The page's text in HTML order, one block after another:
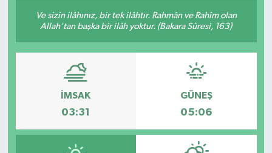
Ve sizin ilâhınız, bir tek ilâhtır. Rahmân ve Rahîm olan
Allah'tan başka bir ilâh yoktur. (Bakara Sûresi, 163)
İMSAK
03:31
GÜNEŞ
05:06
KÜLTÜR-SANAT
Magazin
Medya
Politika